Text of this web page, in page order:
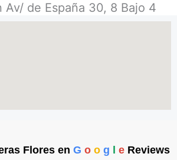
Av/ de España 30, 8 Bajo 4
Flores en G o o g l eReviews